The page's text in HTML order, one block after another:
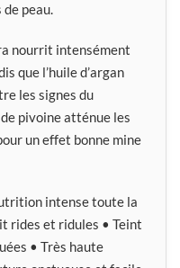
peau.
nourrit intensément
que l’huile d’argan
les signes du
pivoine atténue les
un effet bonne mine
intense toute la
rides et ridules • Teint
• Très haute